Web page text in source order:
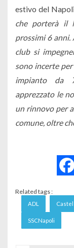
estivo del
che porterà il
prossimi 6 anni.
club si
sono incerte per
impianto da
apprezzato le
un rinnovo per
comune, oltre
Related tags :
ADL
SSCNapoli